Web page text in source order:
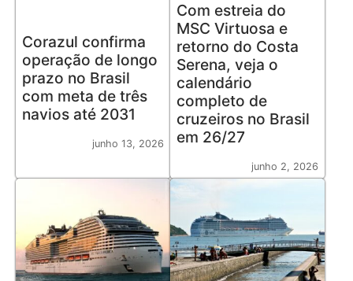
Corazul confirma
operação de longo
prazo no Brasil
com meta de três
navios até 2031
junho 13, 2026
Com estreia do
MSC Virtuosa e
retorno do Costa
Serena, veja o
calendário
completo de
cruzeiros no Brasil
em 26/27
junho 2, 2026